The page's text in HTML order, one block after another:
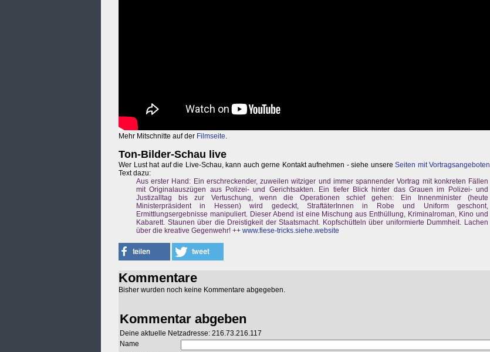
Mehr Mitschnitte auf der Filmseite.
Ton-Bilder-Schau live
Wer Lust hat auf die Live-Schau, kann auch gerne Kontakt aufnehmen - siehe unsereSeiten mit Vortragsangeboten
Text dazu:
Aus erster Hand: Ein erschreckender, zuweilen witziger und immer spannender Vortrag mit konkreten Fällen
mit Originalauszügen aus Polizei- und Gerichtsakten. Ein tiefer Blick hinter das Grauen im Polizei- und
Justizalltag bis zur Vertuschung, wenn die Operationen schief gehen: Ein Innenminister (heute
Ministerpräsident in Hessen) wird gedeckt, StraftäterInnen in Robe und Uniform geschont,
Ermittlungsergebnisse manipuliert. Dieser Abend ist eine Mischung aus Enthüllung, Kriminalroman, Kino und
Kabarett. Staunen über die Dreistigkeit der Staatsmacht. Kopfschütteln über uniformierte Dummheit. Lachen
über die kreative Gegenwehr! ++ www.fiese-tricks.siehe.website
Kommentare
Bisher wurden noch keine Kommentare abgegeben.
Kommentar abgeben
Deine aktuelle Netzadresse: 216.73.216.117
Name